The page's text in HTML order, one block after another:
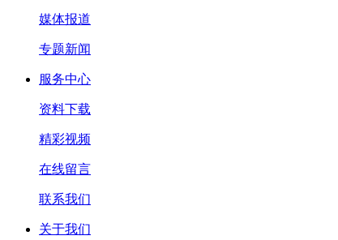
媒体报道
专题新闻
服务中心
资料下载
精彩视频
在线留言
联系我们
关于我们